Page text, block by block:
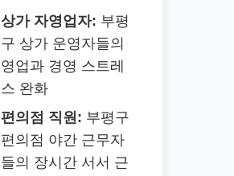
상가 자영업자: 부평
구 상가 운영자들의
영업과 경영 스트레
스 완화
편의점 직원: 부평구
편의점 야간 근무자
들의 장시간 서서 근